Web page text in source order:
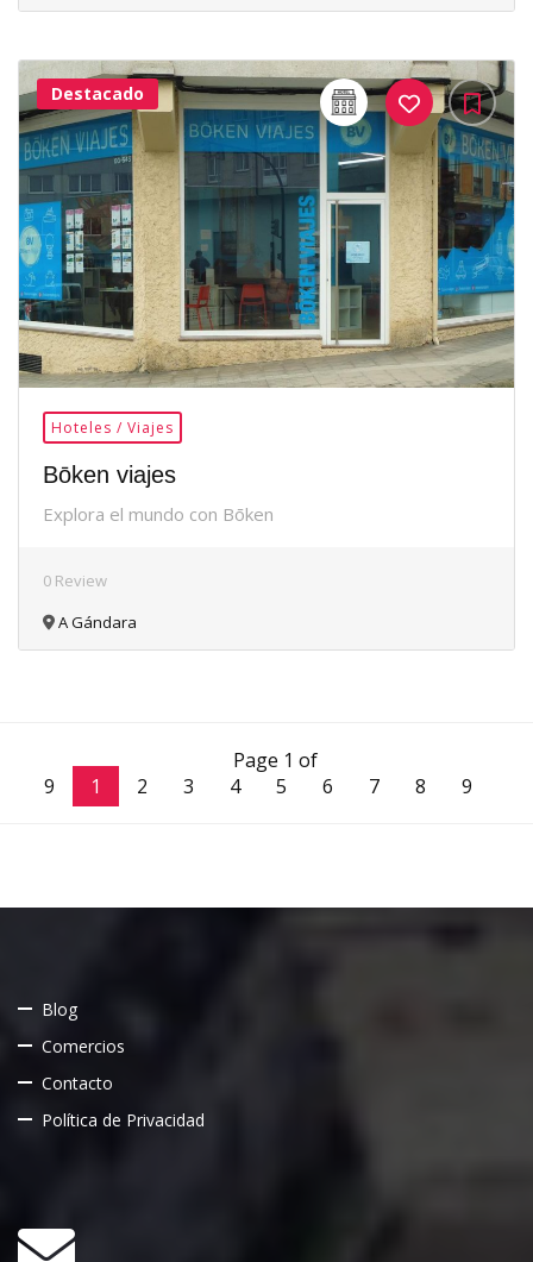
32Me
Gusta
Destacado
Hoteles / Viajes
Bōken viajes
Explora el mundo con Bōken
0 Review
A Gándara
Page 1 of
9
1 2 3 4 5 6 7 8 9
Blog
Comercios
Contacto
Política de Privacidad